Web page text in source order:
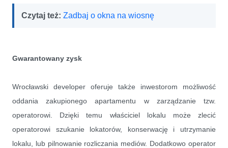
Czytaj też: Zadbaj o okna na wiosnę
Gwarantowany zysk
Wrocławski developer oferuje także inwestorom możliwość
oddania zakupionego apartamentu w zarządzanie tzw.
operatorowi. Dzięki temu właściciel lokalu może zlecić
operatorowi szukanie lokatorów, konserwację i utrzymanie
lokalu, lub pilnowanie rozliczania mediów. Dodatkowo operator